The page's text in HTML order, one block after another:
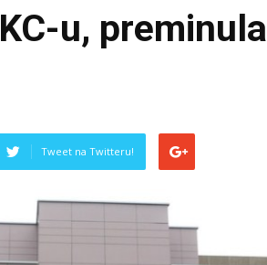
u, preminula
Tweet na Twitteru!